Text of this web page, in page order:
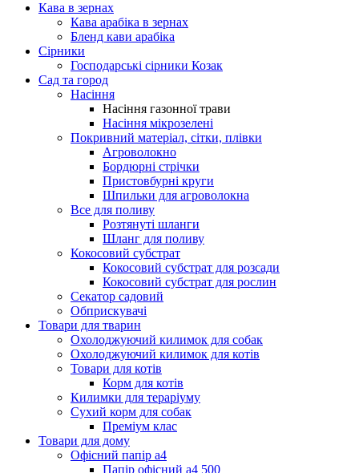
Кава в зернах
Кава арабіка в зернах
Бленд кави арабіка
Сірники
Господарські сірники Козак
Сад та город
Насіння
Насіння газонної трави
Насіння мікрозелені
Покривний матеріал, сітки, плівки
Агроволокно
Бордюрні стрічки
Пристовбурні круги
Шпильки для агроволокна
Все для поливу
Розтянуті шланги
Шланг для поливу
Кокосовий субстрат
Кокосовий субстрат для розсади
Кокосовий субстрат для рослин
Секатор садовий
Обприскувачі
Товари для тварин
Охолоджуючий килимок для собак
Охолоджуючий килимок для котів
Товари для котів
Корм для котів
Килимки для тераріуму
Сухий корм для собак
Преміум клас
Товари для дому
Офісний папір а4
Папір офісний а4 500